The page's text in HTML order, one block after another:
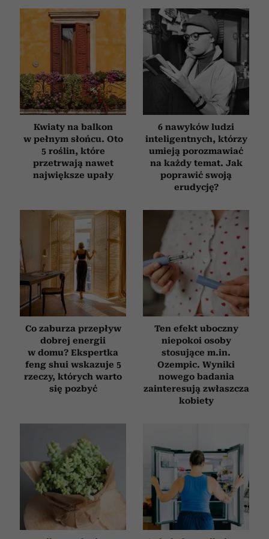
korzystasz z naszej witryny, udostępniamy partnerom
społecznościowym, reklamowym i analitycznym.
Partnerzy mogą połączyć te informacje z innymi danymi
otrzymanymi od Ciebie lub uzyskanymi podczas
korzystania z ich usług.
Kwiaty na balkon
w pełnym słońcu. Oto
5 roślin, które
przetrwają nawet
największe upały
6 nawyków ludzi
inteligentnych, którzy
umieją porozmawiać
na każdy temat. Jak
poprawić swoją
erudycję?
Co zaburza przepływ
dobrej energii
w domu? Ekspertka
feng shui wskazuje 5
rzeczy, których warto
się pozbyć
Ten efekt uboczny
niepokoi osoby
stosujące m.in.
Ozempic. Wyniki
nowego badania
zainteresują zwłaszcza
kobiety